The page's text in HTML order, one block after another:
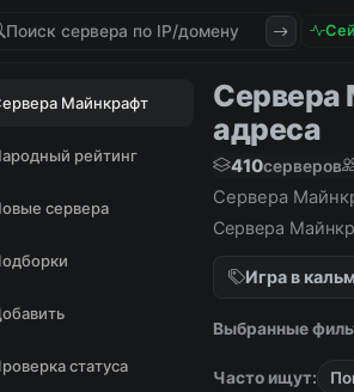
Майнкрафт
рейтинг
сервера
статуса
Сервера
адреса
410серверов
Сервера
Сервера
Игра в
Выбранные
Часто ищут: